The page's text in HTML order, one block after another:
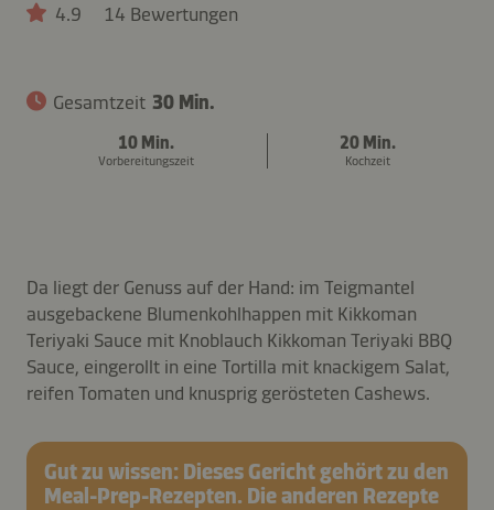
4.9 14 Bewertungen
Gesamtzeit 30 Min.
10 Min.
Vorbereitungszeit
20 Min.
Kochzeit
Da liegt der Genuss auf der Hand: im Teigmantel
ausgebackene Blumenkohlhappen mit Kikkoman
Teriyaki Sauce mit Knoblauch Kikkoman Teriyaki BBQ
Sauce, eingerollt in eine Tortilla mit knackigem Salat,
reifen Tomaten und knusprig gerösteten Cashews.
Gut zu wissen: Dieses Gericht gehört zu den
Meal-Prep-Rezepten. Die anderen Rezepte